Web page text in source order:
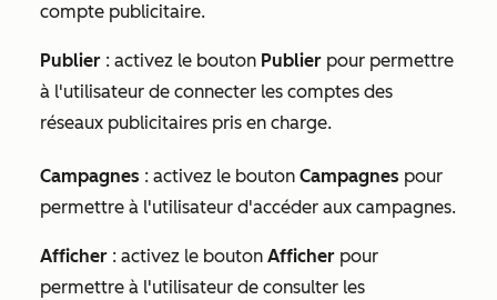
compte publicitaire.
Publier : activez le bouton Publier pour permettre
à l'utilisateur de connecter les comptes des
réseaux publicitaires pris en charge.
Campagnes : activez le bouton Campagnes pour
permettre à l'utilisateur d'accéder aux campagnes.
Afficher : activez le bouton Afficher pour
permettre à l'utilisateur de consulter les